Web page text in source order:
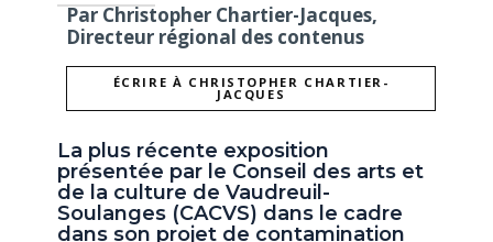
Par Christopher Chartier-Jacques,
Directeur régional des contenus
ÉCRIRE À CHRISTOPHER CHARTIER-
JACQUES
La plus récente exposition
présentée par le Conseil des arts et
de la culture de Vaudreuil-
Soulanges (CACVS) dans le cadre
dans son projet de contamination